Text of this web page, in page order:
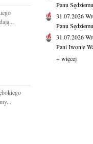
Panu
31.07.2026
Panu
31.07.2026
Pani Iwonie
+ więcej